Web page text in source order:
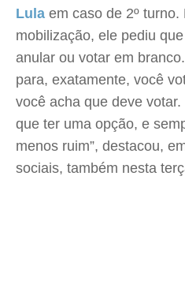
Lula em caso de 2º
mobilização, ele pediu
anular ou votar em
para, exatamente, você
você acha que deve
que ter uma opção, e
menos ruim”, destacou,
sociais, também nesta